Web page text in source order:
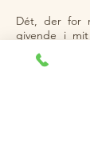
Dét, der for
givende i
også det,
arbejde som